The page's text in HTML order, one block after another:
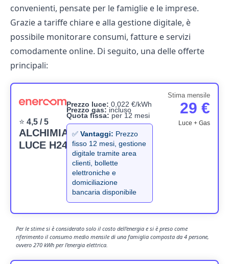
convenienti, pensate per le famiglie e le imprese.
Grazie a tariffe chiare e alla gestione digitale, è
possibile monitorare consumi, fatture e servizi
comodamente online. Di seguito, una delle offerte
principali:
⭐ 4,5 / 5
ALCHIMIA
LUCE H24
Prezzo luce: 0,022 €/kWh
Prezzo gas: incluso
Quota fissa: per 12 mesi
✅Vantaggi: Prezzo
fisso 12 mesi, gestione
digitale tramite area
clienti, bollette
elettroniche e
domiciliazione
bancaria disponibile
Stima mensile
29 €
Luce + Gas
Per le stime si è considerato solo il costo dell'energia e si è preso come
riferimento il consumo medio mensile di una famiglia composta da 4 persone,
ovvero 270 kWh per l'energia elettrica.